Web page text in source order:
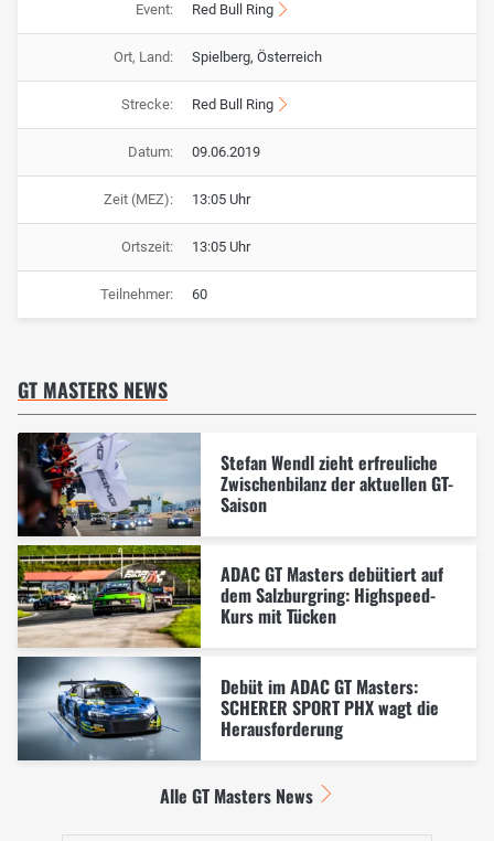
Event: Red Bull Ring
Ort, Land: Spielberg, Österreich
Strecke: Red Bull Ring
Datum: 09.06.2019
Zeit (MEZ): 13:05 Uhr
Ortszeit: 13:05 Uhr
Teilnehmer: 60
GT MASTERS NEWS
Stefan Wendl zieht erfreuliche
Zwischenbilanz der aktuellen GT-
Saison
ADAC GT Masters debütiert auf
dem Salzburgring: Highspeed-
Kurs mit Tücken
Debüt im ADAC GT Masters:
SCHERER SPORT PHX wagt die
Herausforderung
Alle GT Masters News